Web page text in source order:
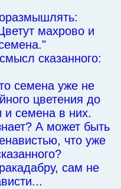
махрово и
сказанного:
семена уже не
цветения до
и семена в них.
А может быть
что уже
сам не